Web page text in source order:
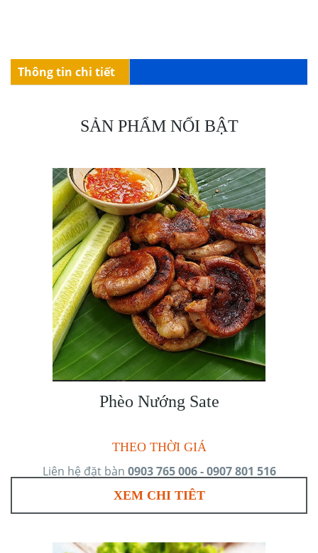
Thông tin chi tiết
SẢN PHẨM NỔI BẬT
Phèo Nướng Sate
THEO THỜI GIÁ
Liên hệ đặt bàn 0903 765 006 - 0907 801 516
XEM CHI TIÊT